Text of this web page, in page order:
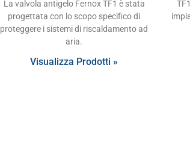
La valvola antigelo Fernox TF1 è stata
progettata con lo scopo specifico di
proteggere i sistemi di riscaldamento ad
aria.
Visualizza Prodotti »